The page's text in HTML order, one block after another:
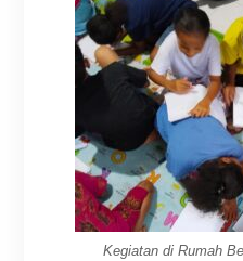
Kegiatan di Rumah